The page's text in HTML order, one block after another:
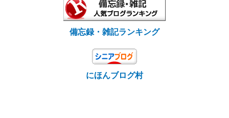
備忘録・雑記ランキング
にほんブログ村